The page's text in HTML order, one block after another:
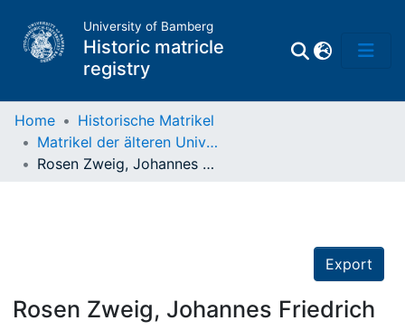
University of Bamberg
Historic matricle
registry
Matrikel
Home
Historische Matrikel
Matrikel der älteren Universität
Rosen Zweig, Johannes Friedrich
Export
Rosen Zweig, Johannes Friedrich